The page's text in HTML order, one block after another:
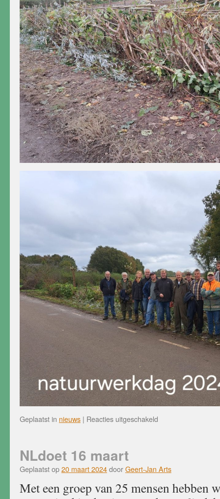
Geplaatst in nieuws | Reacties uitgeschakeld
NLdoet 16 maart
Geplaatst op20 maart 2024doorGeert-Jan Arts
Met een groep van 25 mensen hebben